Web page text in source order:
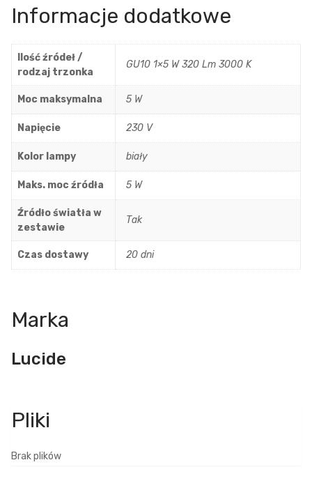
Informacje dodatkowe
Ilość źródeł /
rodzaj trzonka
GU10 1×5 W 320 Lm 3000 K
Moc maksymalna 5 W
Napięcie 230 V
Kolor lampy biały
Maks. moc źródła 5 W
Źródło światła w
zestawie
Tak
Czas dostawy 20 dni
Marka
Lucide
Brak plików